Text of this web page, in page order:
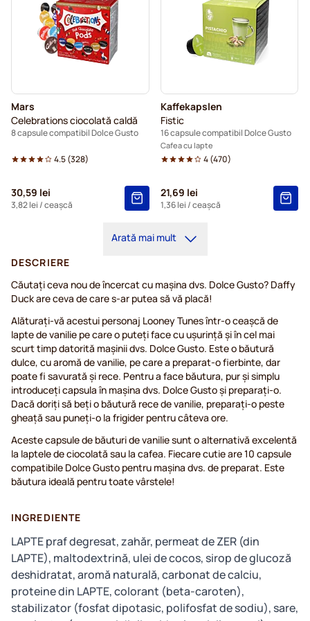
Mars
Celebrations ciocolată caldă
8 capsule compatibil Dolce Gusto
4.5(328)
30,59 lei
3,82 lei / ceașcă
Kaffekapslen
Fistic
16 capsule compatibil Dolce Gusto
Cafea cu lapte
4(470)
21,69 lei
1,36 lei / ceașcă
Arată mai mult
DESCRIERE
Căutați ceva nou de încercat cu mașina dvs. Dolce Gusto? Daffy
Duck are ceva de care s-ar putea să vă placă!
Alăturați-vă acestui personaj Looney Tunes într-o ceașcă de
lapte de vanilie pe care o puteți face cu ușurință și în cel mai
scurt timp datorită mașinii dvs. Dolce Gusto. Este o băutură
dulce, cu aromă de vanilie, pe care a preparat-o fierbinte, dar
poate fi savurată și rece. Pentru a face băutura, pur și simplu
introduceți capsula în mașina dvs. Dolce Gusto și preparați-o.
Dacă doriți să beți o băutură rece de vanilie, preparați-o peste
gheață sau puneți-o la frigider pentru câteva ore.
Aceste capsule de băuturi de vanilie sunt o alternativă excelentă
la laptele de ciocolată sau la cafea. Fiecare cutie are 10 capsule
compatibile Dolce Gusto pentru mașina dvs. de preparat. Este
băutura ideală pentru toate vârstele!
INGREDIENTE
LAPTE praf degresat, zahăr, permeat de ZER (din
LAPTE), maltodextrină, ulei de cocos, sirop de glucoză
deshidratat, aromă naturală, carbonat de calciu,
proteine din LAPTE, colorant (beta-caroten),
stabilizator (fosfat dipotasic, polifosfat de sodiu), sare,